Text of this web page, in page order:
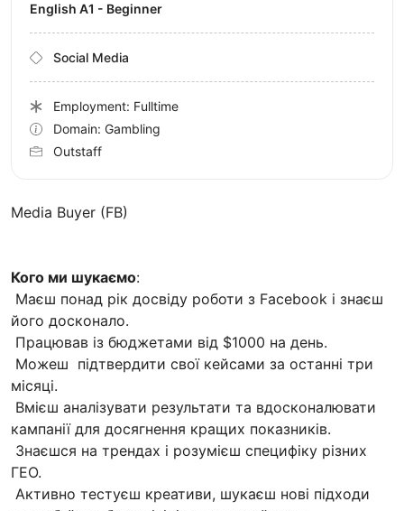
Media Buyer (FB)
Кого ми шукаємо:
Маєш понад рік досвіду роботи з Facebook і знаєш
його досконало.
Працював із бюджетами від $1000 на день.
Можеш підтвердити свої кейсами за останні три
місяці.
Вмієш аналізувати результати та вдосконалювати
кампанії для досягнення кращих показників.
Знаєшся на трендах і розумієш специфіку різних
ГЕО.
Активно тестуєш креативи, шукаєш нові підходи
English A1 - Beginner
Social Media
Employment: Fulltime
Domain: Gambling
Outstaff